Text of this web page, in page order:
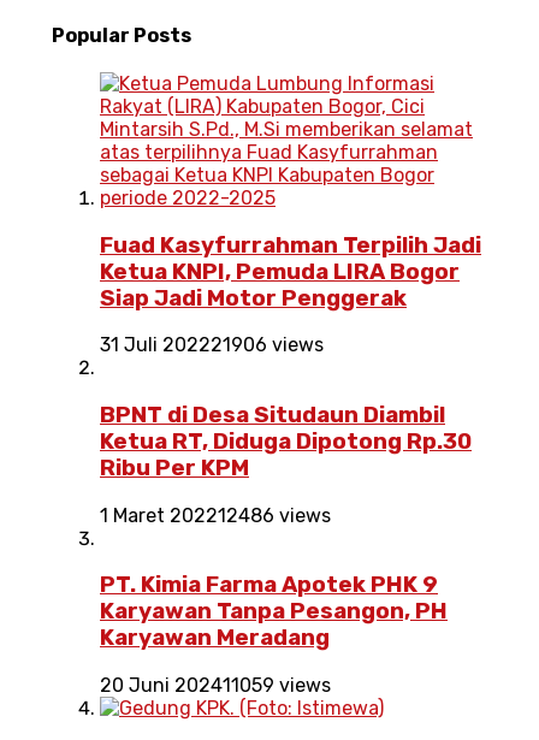
Popular Posts
Fuad Kasyfurrahman Terpilih Jadi
Ketua KNPI, Pemuda LIRA Bogor
Siap Jadi Motor Penggerak
31 Juli 202221906 views
BPNT di Desa Situdaun Diambil
Ketua RT, Diduga Dipotong Rp.30
Ribu Per KPM
1 Maret 202212486 views
PT. Kimia Farma Apotek PHK 9
Karyawan Tanpa Pesangon, PH
Karyawan Meradang
20 Juni 202411059 views